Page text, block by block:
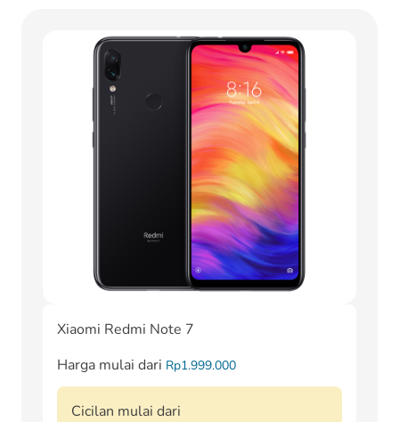
Xiaomi Redmi Note 7
Harga mulai dari Rp1.999.000
Cicilan mulai dari